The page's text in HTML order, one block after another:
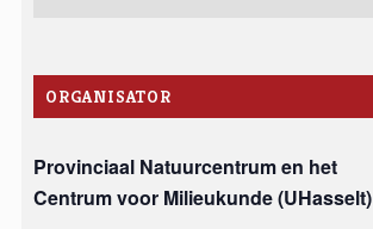
ORGANISATOR
Provinciaal Natuurcentrum en het
Centrum voor Milieukunde (UHasselt)